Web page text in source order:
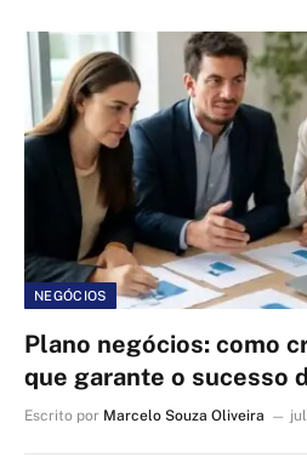
NEGÓCIOS
Plano negócios: como
que garante o sucesso
Escrito por Marcelo Souza Oliveira